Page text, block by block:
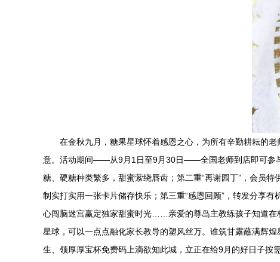
在金秋九月，糖果星球怀着感恩之心，为所有辛勤耕耘的
意。活动期间——从9月1日至9月30日——全国老师到店即可参与
糖、硬糖种类繁多，甜蜜萦绕唇齿；第二重“再谢园丁”，会员
制实打实用一张卡片储存快乐；第三重“感恩回顾”，转发分享
心闯脑迷宫赢定独家甜蜜时光……亲爱的尊岛主教练孩子知道在
星球，可以一点点融化家长教导的塑风丝万。谁筑甘露蘸满辉
生、领厚厚宝杯免费码上滴欲知此城，立正在给9月的好日子按